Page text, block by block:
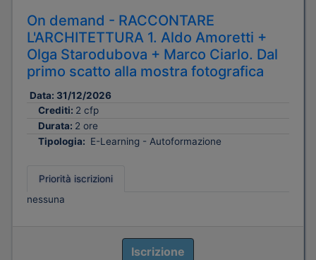
On demand - RACCONTARE
L'ARCHITETTURA 1. Aldo Amoretti +
Olga Starodubova + Marco Ciarlo. Dal
primo scatto alla mostra fotografica
Data: 31/12/2026
Crediti: 2 cfp
Durata: 2 ore
Tipologia: E-Learning - Autoformazione
Priorità iscrizioni
nessuna
Iscrizione